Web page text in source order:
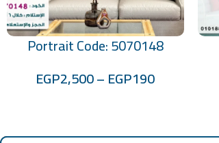
تحديد أحد الخيارات
Portrait Code: 5070148
EGP190
–
EGP2,500